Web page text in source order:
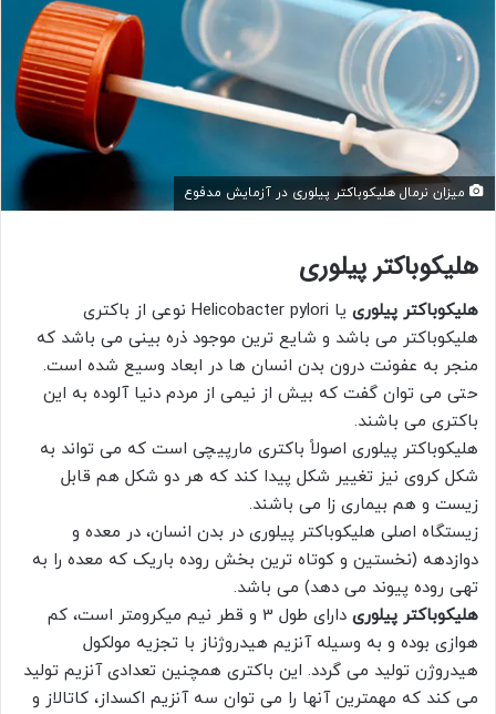
میزان نرمال هلیکوباکتر پیلوری در آزمایش مدفوع
هلیکوباکتر پیلوری
هلیکوباکتر پیلوری
یا Helicobacter pylori نوعی از باکتری
هلیکوباکتر می باشد و شایع ترین موجود ذره بینی می باشد که
منجر به عفونت درون بدن انسان ها در ابعاد وسیع شده است.
حتی می توان گفت که بیش از نیمی از مردم دنیا آلوده به این
باکتری می باشند.
هلیکوباکتر پیلوری اصولاً باکتری مارپیچی است که می تواند به
شکل کروی نیز تغییر شکل پیدا کند که هر دو شکل هم قابل
زیست و هم بیماری زا می باشند.
زیستگاه اصلی هلیکوباکتر پیلوری در بدن انسان، در معده و
دوازدهه (نخستین و کوتاه ترین بخش روده باریک که معده را به
تهی روده پیوند می دهد) می باشد.
هلیکوباکتر پیلوری
دارای طول 3 و قطر نیم میکرومتر است، کم
هوازی بوده و به وسیله آنزیم هیدروژناز با تجزیه مولکول
هیدروژن تولید می گردد. این باکتری همچنین تعدادی آنزیم تولید
می کند که مهمترین آنها را می توان سه آنزیم اکسداز، کاتالاز و